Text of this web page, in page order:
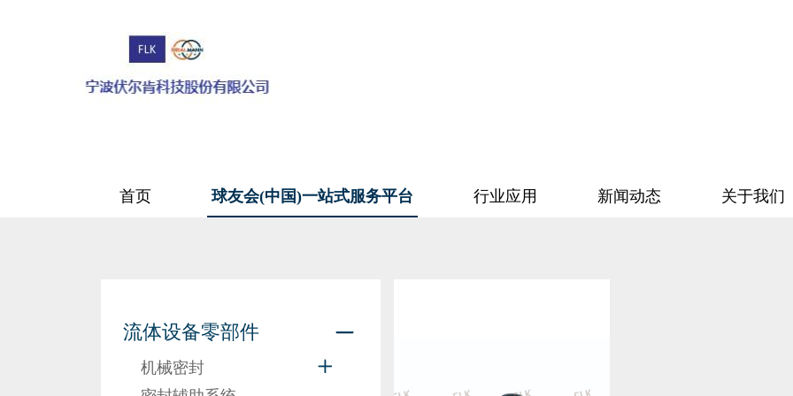
首页 球友会(中国)一站式服务平台 行业应用 新闻动态 关于我们
流体设备零部件
机械密封